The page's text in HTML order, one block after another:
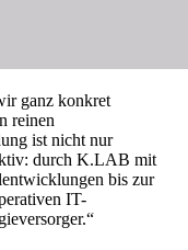
ganz konkret
reinen
ist nicht nur
durch K.LAB mit
bis zur
IT-​